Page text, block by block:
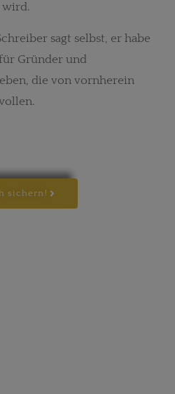
wird.
sagt selbst, er habe
Gründer und
die von vornherein
sichern!